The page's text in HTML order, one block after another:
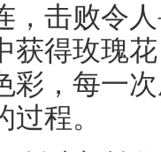
，击败令
获得玫瑰
彩，每一
程。